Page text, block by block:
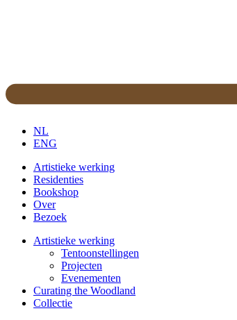
NL
ENG
Artistieke werking
Residenties
Bookshop
Over
Bezoek
Artistieke werking
Tentoonstellingen
Projecten
Evenementen
Curating the Woodland
Collectie